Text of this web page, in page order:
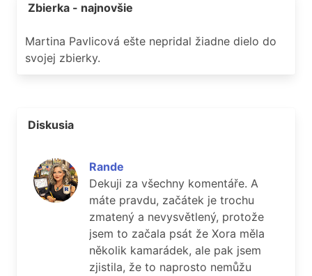
Zbierka - najnovšie
Martina Pavlicová ešte nepridal žiadne dielo do
svojej zbierky.
Diskusia
Rande
Dekuji za všechny komentáře. A
máte pravdu, začátek je trochu
zmatený a nevysvětlený, protože
jsem to začala psát že Xora měla
několik kamarádek, ale pak jsem
zjistila, že to naprosto nemůžu